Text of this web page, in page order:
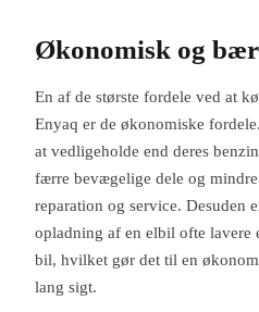
Økonomisk og
En af de største fordele ved at
Enyaq er de økonomiske
at vedligeholde end deres
færre bevægelige dele og
reparation og service. Desuden
opladning af en elbil ofte lavere
bil, hvilket gør det til en
lang sigt.